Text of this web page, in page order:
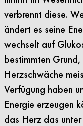
verbrennt diese.
ändert es seine
wechselt auf
bestimmten
Herzschwäche
Verfügung haben
Energie erzeugen
das Herz das